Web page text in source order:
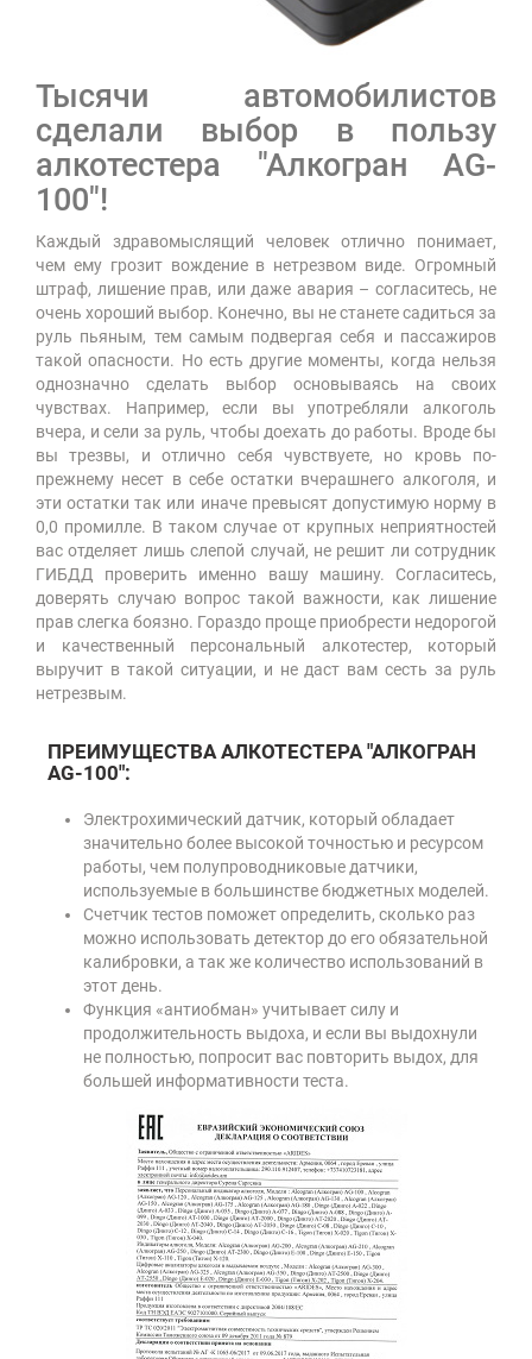
Тысячи автомобилистов
сделали выбор в пользу
алкотестера "Алкогран AG-
100"!
Каждый здравомыслящий человек отлично понимает,
чем ему грозит вождение в нетрезвом виде. Огромный
штраф, лишение прав, или даже авария – согласитесь, не
очень хороший выбор. Конечно, вы не станете садиться за
руль пьяным, тем самым подвергая себя и пассажиров
такой опасности. Но есть другие моменты, когда нельзя
однозначно сделать выбор основываясь на своих
чувствах. Например, если вы употребляли алкоголь
вчера, и сели за руль, чтобы доехать до работы. Вроде бы
вы трезвы, и отлично себя чувствуете, но кровь по-
прежнему несет в себе остатки вчерашнего алкоголя, и
эти остатки так или иначе превысят допустимую норму в
0,0 промилле. В таком случае от крупных неприятностей
вас отделяет лишь слепой случай, не решит ли сотрудник
ГИБДД проверить именно вашу машину. Согласитесь,
доверять случаю вопрос такой важности, как лишение
прав слегка боязно. Гораздо проще приобрести недорогой
и качественный персональный алкотестер, который
выручит в такой ситуации, и не даст вам сесть за руль
нетрезвым.
ПРЕИМУЩЕСТВА АЛКОТЕСТЕРА "АЛКОГРАН
AG-100":
Электрохимический датчик, который обладает
значительно более высокой точностью и ресурсом
работы, чем полупроводниковые датчики,
используемые в большинстве бюджетных моделей.
Счетчик тестов поможет определить, сколько раз
можно использовать детектор до его обязательной
калибровки, а так же количество использований в
этот день.
Функция «антиобман» учитывает силу и
продолжительность выдоха, и если вы выдохнули
не полностью, попросит вас повторить выдох, для
большей информативности теста.